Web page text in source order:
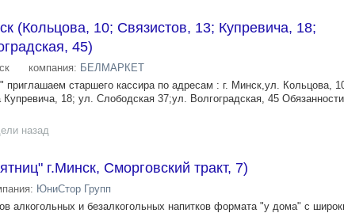
(Кольцова, 10; Связистов, 13; Купревича, 18;
45)
компания: БЕЛМАРКЕТ
приглашаем старшего кассира по адресам : г. Минск,ул. Кольцова,
18; ул. Слободская 37;ул. Волгоградская, 45
назад
г.Минск, Сморговский тракт, 7)
ЮниСтор Групп
алкогольных и безалкогольных напитков формата "у дома" с